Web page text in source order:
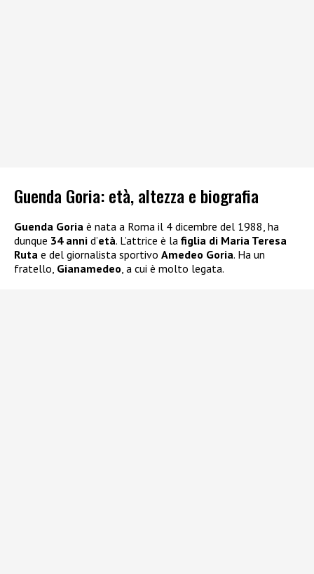
Guenda Goria: età, altezza e biografia
Guenda Goria è nata a Roma il 4 dicembre del 1988, ha
dunque 34 anni d’età. L’attrice è la figlia di Maria Teresa
Ruta e del giornalista sportivo Amedeo Goria. Ha un
fratello, Gianamedeo, a cui è molto legata.